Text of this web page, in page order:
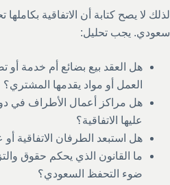
لذلك لا يصح كتابة أن الاتفاقية
سعودي. يجب تحليل:
هل العقد بيع بضائع أم خدمة أو
العمل أو مواد يقدمها المشتري؟
هل مراكز أعمال الأطراف في
عليها الاتفاقية؟
هل استبعد الطرفان الاتفاقية
ما القانون الذي يحكم حقوق
ضوء التحفظ السعودي؟